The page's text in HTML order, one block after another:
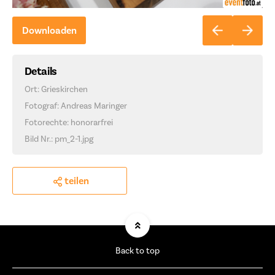
Downloaden
Details
Ort: Grieskirchen
Fotograf: Andreas Maringer
Fotorechte: honorarfrei
Bild Nr.: pm_2-1.jpg
teilen
Back to top